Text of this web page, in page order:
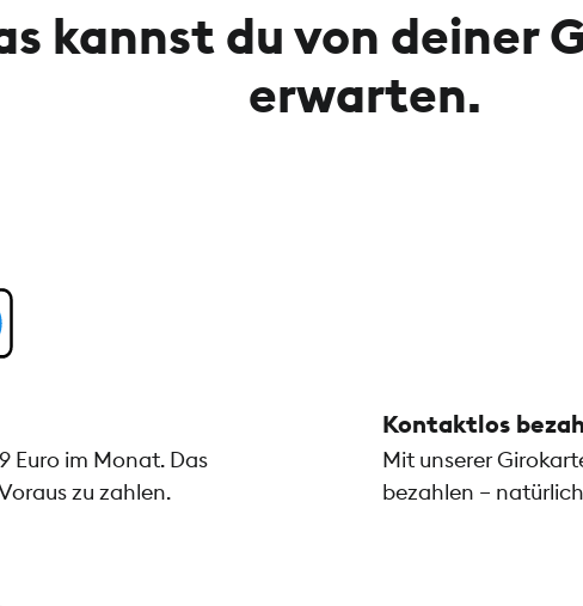
kannst du von deiner
erwarten.
Euro im Monat. Das
zu zahlen.
Kontaktlos
Mit unserer
bezahlen –